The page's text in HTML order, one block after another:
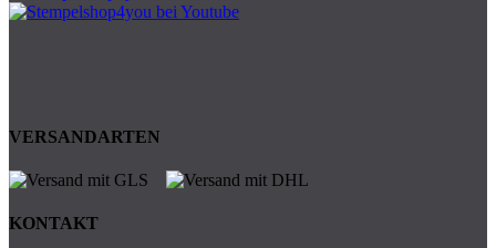
VERSANDARTEN
KONTAKT